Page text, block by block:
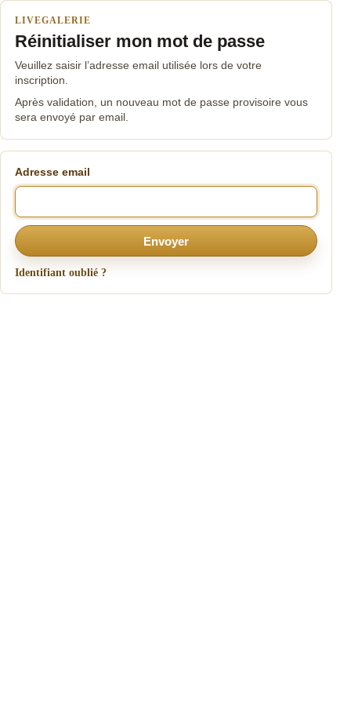
LIVEGALERIE
Réinitialiser mon mot de passe
Veuillez saisir l’adresse email utilisée lors de votre
inscription.
Après validation, un nouveau mot de passe provisoire vous
sera envoyé par email.
Adresse email
Envoyer
Identifiant oublié ?